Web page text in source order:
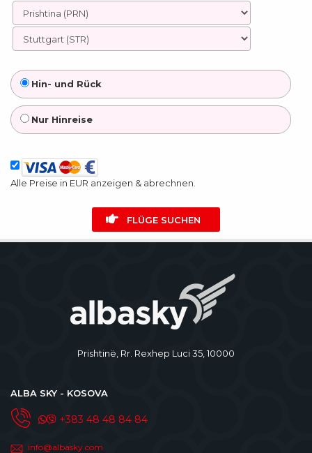
Hin- und Rück
Nur Hinreise
Alle Preise in EUR anzeigen & abrechnen.
FLÜGE SUCHEN
Prishtinë, Rr. Rexhep Luci 35, 10000
ALBA SKY - KOSOVA
+383 48 48 84 84
info@albasky.com